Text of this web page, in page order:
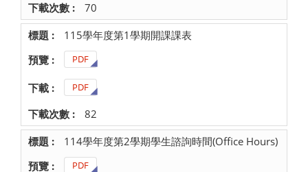
70
115學年度第1學期開課課表
PDF
PDF
82
114學年度第2學期學生諮詢時間(Office Hours)
PDF